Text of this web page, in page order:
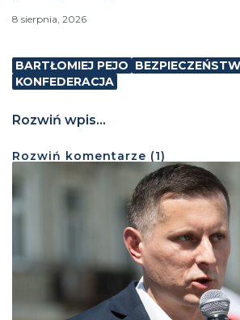
8 sierpnia, 2026
BARTŁOMIEJ PEJO
KONFEDERACJA
Rozwiń wpis...
Rozwiń komentarze (1)